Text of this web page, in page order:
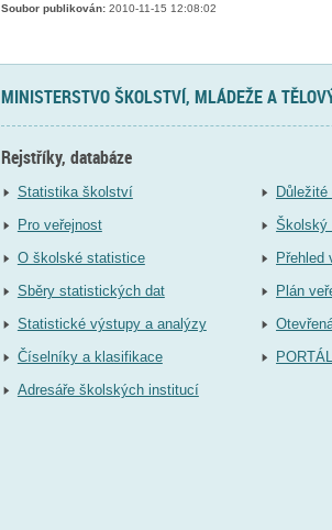
Soubor publikován:2010-11-15 12:08:02
MINISTERSTVO ŠKOLSTVÍ, MLÁDEŽE A
Rejstříky, databáze
Statistika školství
Pro veřejnost
O školské statistice
Sběry statistických dat
Statistické výstupy a analýzy
Číselníky a klasifikace
Adresáře školských institucí
Školský
Přehled
Plán